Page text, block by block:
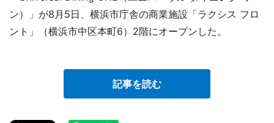
ン）」が8月5日、横浜市庁舎の商業施設「ラクシス フロ
ント」（横浜市中区本町6）2階にオープンした。
記事を読む